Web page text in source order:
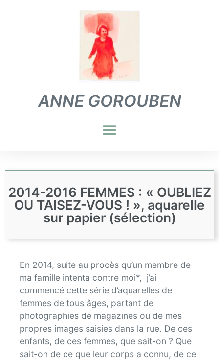
ANNE GOROUBEN
2014-2016 FEMMES : « OUBLIEZ
OU TAISEZ-VOUS ! », aquarelle
sur papier (sélection)
En 2014, suite au procès qu’un membre de
ma famille intenta contre moi*, j’ai
commencé cette série d’aquarelles de
femmes de tous âges, partant de
photographies de magazines ou de mes
propres images saisies dans la rue. De ces
enfants, de ces femmes, que sait-on ? Que
sait-on de ce que leur corps a connu, de ce